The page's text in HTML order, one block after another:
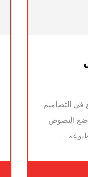
في التصاميم
النصوص
...